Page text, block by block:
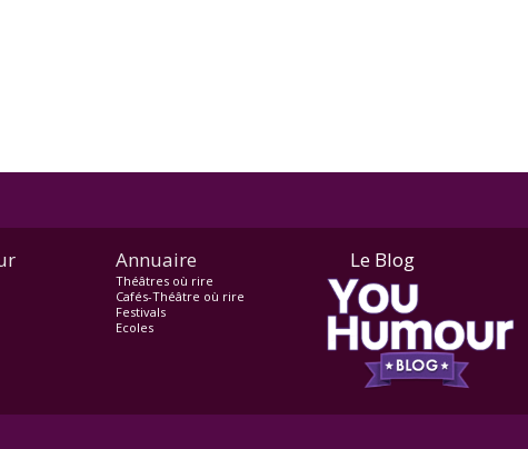
Annuaire
Théâtres où rire
Cafés-Théâtre où rire
Festivals
Ecoles
Le Blog